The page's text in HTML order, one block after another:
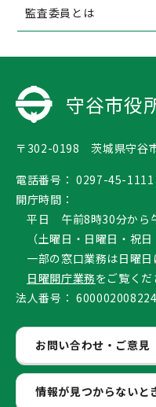
監査委員とは
守谷市役
〒302-0198 茨城県守谷
電話番号： 0297-45-1111
開庁時間：
平日 午前8時30分から
（土曜日・日曜日・祝
一部の窓口業務は日曜日
日曜開庁業務をご覧くだ
法人番号：
お問い合わせ・ご意見
情報が見つからないと